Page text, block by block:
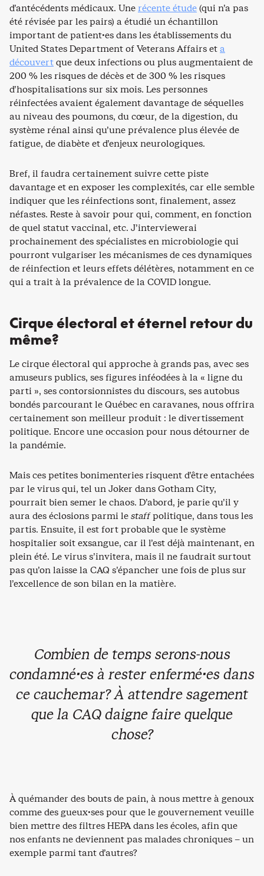
d’antécédents médicaux. Unerécente étude(qui n’a pas
été révisée par les pairs) a étudié un échantillon
important de patient·es dans les établissements du
United States Department of Veterans Affairs eta
découvertque deux infections ou plus augmentaient de
200 % les risques de décès et de 300 % les risques
d’hospitalisations sur six mois. Les personnes
réinfectées avaient également davantage de séquelles
au niveau des poumons, du cœur, de la digestion, du
système rénal ainsi qu’une prévalence plus élevée de
fatigue, de diabète et d’enjeux neurologiques.
Bref, il faudra certainement suivre cette piste
davantage et en exposer les complexités, car elle semble
indiquer que les réinfections sont, finalement, assez
néfastes. Reste à savoir pour qui, comment, en fonction
de quel statut vaccinal, etc. J’interviewerai
prochainement des spécialistes en microbiologie qui
pourront vulgariser les mécanismes de ces dynamiques
de réinfection et leurs effets délétères, notamment en ce
qui a trait à la prévalence de la COVID longue.
Cirque électoral et éternel retour du
même?
Le cirque électoral qui approche à grands pas, avec ses
amuseurs publics, ses figures inféodées à la « ligne du
parti », ses contorsionnistes du discours, ses autobus
bondés parcourant le Québec en caravanes, nous offrira
certainement son meilleur produit : le divertissement
politique. Encore une occasion pour nous détourner de
la pandémie.
Mais ces petites bonimenteries risquent d’être entachées
par le virus qui, tel un Joker dans Gotham City,
pourrait bien semer le chaos. D’abord, je parie qu’il y
aura des éclosions parmi lestaffpolitique, dans tous les
partis. Ensuite, il est fort probable que le système
hospitalier soit exsangue, car il l’est déjà maintenant, en
plein été. Le virus s’invitera, mais il ne faudrait surtout
pas qu’on laisse la CAQ s’épancher une fois de plus sur
l’excellence de son bilan en la matière.
Combien de temps serons-nous
condamné·es à rester enfermé·es dans
ce cauchemar? À attendre sagement
que la CAQ daignefaire quelque
chose?
À quémander des bouts de pain, à nous mettre à genoux
comme des gueux·ses pour que le gouvernement veuille
bien mettre des filtres HEPA dans les écoles, afin que
nos enfants ne deviennent pas malades chroniques – un
exemple parmi tant d’autres?